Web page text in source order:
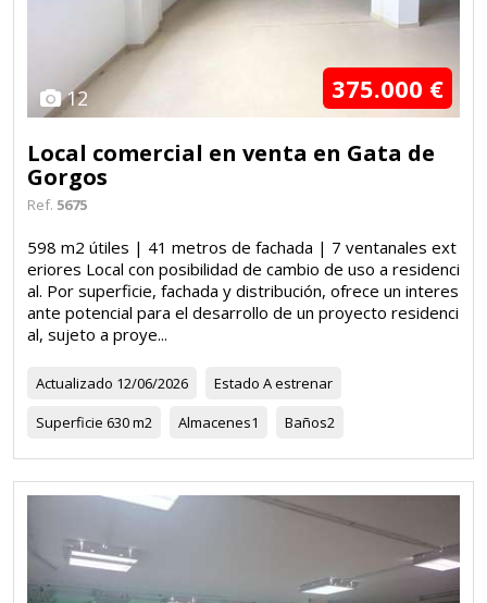
12 375.000 €
Local comercial en venta en Gata de
Gorgos
Ref. 5675
598 m2 útiles | 41 metros de fachada | 7 ventanales ext
eriores Local con posibilidad de cambio de uso a residenci
al. Por superficie, fachada y distribución, ofrece un interes
ante potencial para el desarrollo de un proyecto residenci
al, sujeto a proye...
Actualizado 12/06/2026 Estado A estrenar
Superficie 630 m2 Almacenes1 Baños2